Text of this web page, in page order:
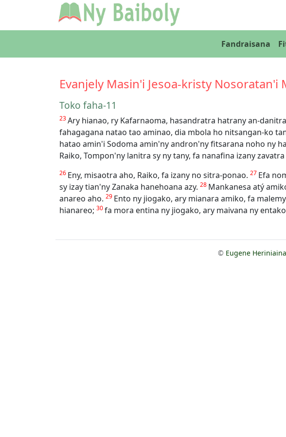
Fandraisana
Evanjely Masin'i Jesoa-kristy Nosoratan'i
Toko faha-11
23Ary hianao, ry Kafarnaoma, hasandratra hatrany an-
fahagagana natao tao aminao, dia mbola ho nitsangan-ko
hatao amin'i Sodoma amin'ny andron'ny fitsarana noho ny
Raiko, Tompon'ny lanitra sy ny tany, fa nanafina izany
26 Eny, misaotra aho, Raiko, fa izany no sitra-ponao. 27 Efa
sy izay tian'ny Zanaka hanehoana azy. 28 Mankanesa atý
anareo aho. 29 Ento ny jiogako, ary mianara amiko, fa
hianareo; 30fa mora entina ny jiogako, ary maivana ny
© Eugene Heriniaina